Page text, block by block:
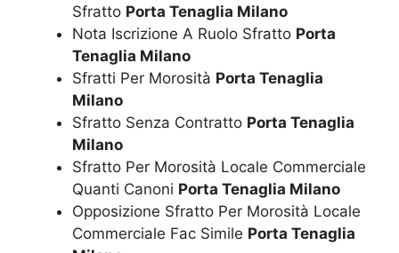
Sfratto Porta Tenaglia Milano
Nota Iscrizione A Ruolo Sfratto Porta
Tenaglia Milano
Sfratti Per Morosità Porta Tenaglia
Milano
Sfratto Senza Contratto Porta Tenaglia
Milano
Sfratto Per Morosità Locale Commerciale
Quanti Canoni Porta Tenaglia Milano
Opposizione Sfratto Per Morosità Locale
Commerciale Fac Simile Porta Tenaglia